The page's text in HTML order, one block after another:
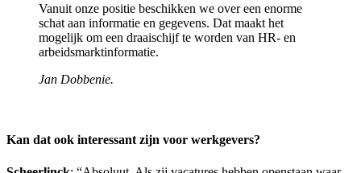
Vanuit onze positie beschikken we over een enorme
schat aan informatie en gegevens. Dat maakt het
mogelijk om een draaischijf te worden van HR- en
arbeidsmarktinformatie.
Jan Dobbenie.
Kan dat ook interessant zijn voor werkgevers?